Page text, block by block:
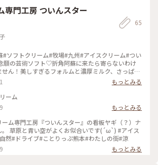
ロ#木造校舎#女学校#リノベーション#クレソン#レ
地内に自生しているクレソンを練り込んだパスタ
で、寒ざらしの緑色もヨモギと見せかけてクレソ
ヨモギより癖がないので子供もパクパク😋 寒い季節
鉢で暖をとりながら、煮麺やぜんざいも楽しめます
巡り#子どもと一緒
専門工房 ついんスター
65
#ソフトクリーム#牧場#九州#アイスクリーム#つい
願の芸術ソフト♡折角阿蘇に来たら寄らないわけ
せん！美しすぎるフォルムと濃厚ミルク、さっぱり
クリーム。コーンを残しておけば、お代わりアイス
もっとみる
ーム
もっとみる
ーム専門工房『ついんスター』の看板ヤギ（？）ナ
草原と青い空がよくお似合いです(´ω`) #アイス
然#ドライブ#ことりっぷ熊本#わたしの街#涼
もっとみる